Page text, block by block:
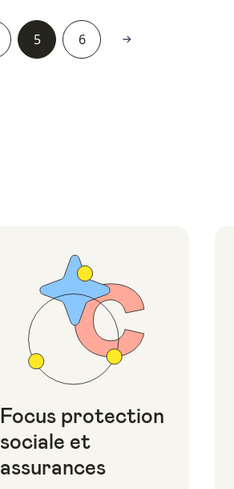
5 6
Focus protection
sociale et
assurances